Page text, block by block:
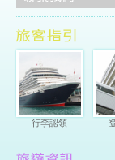
行李認領